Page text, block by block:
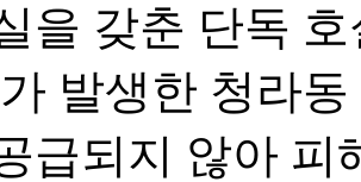
을 갖춘 단독
발생한 청라
급되지 않아 피